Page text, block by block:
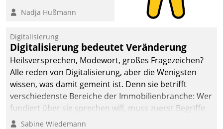
methodisch
Quartier. Dazwischen
zeigte Datatrain, was es
Neues zu bieten hat.
Nadja Hußmann
Digitalisierung
Digitalisierung bedeutet Veränderung
Heilsversprechen, Modewort, großes Fragezeichen?
Alle reden von Digitalisierung, aber die Wenigsten
wissen, was damit gemeint ist. Denn sie betrifft
verschiedenste Bereiche der Immobilienbranche: Wer
fundiert über sie sprechen will, muss zuerst Begriffe
klären. Ein Aspekt ist die betriebliche Optimierung:
Sabine Wiedemann